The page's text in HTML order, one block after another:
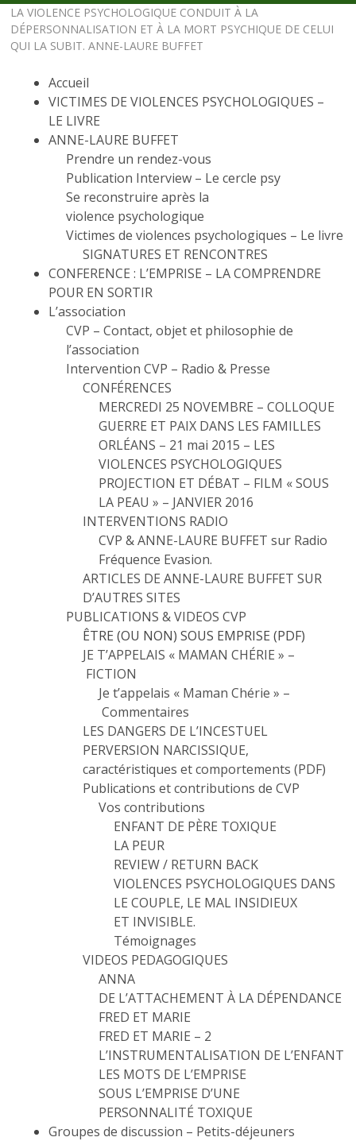
LA VIOLENCE PSYCHOLOGIQUE CONDUIT À LA
DÉPERSONNALISATION ET À LA MORT PSYCHIQUE DE CELUI
QUI LA SUBIT. ANNE-LAURE BUFFET
Accueil
VICTIMES DE VIOLENCES PSYCHOLOGIQUES –
LE LIVRE
ANNE-LAURE BUFFET
Prendre un rendez-vous
Publication Interview – Le cercle psy
Se reconstruire après la
violence psychologique
Victimes de violences psychologiques – Le livre
SIGNATURES ET RENCONTRES
CONFERENCE : L’EMPRISE – LA COMPRENDRE
POUR EN SORTIR
L’association
CVP – Contact, objet et philosophie de
l’association
Intervention CVP – Radio & Presse
CONFÉRENCES
MERCREDI 25 NOVEMBRE – COLLOQUE
GUERRE ET PAIX DANS LES FAMILLES
ORLÉANS – 21 mai 2015 – LES
VIOLENCES PSYCHOLOGIQUES
PROJECTION ET DÉBAT – FILM « SOUS
LA PEAU » – JANVIER 2016
INTERVENTIONS RADIO
CVP & ANNE-LAURE BUFFET sur Radio
Fréquence Evasion.
ARTICLES DE ANNE-LAURE BUFFET SUR
D’AUTRES SITES
PUBLICATIONS & VIDEOS CVP
ÊTRE (OU NON) SOUS EMPRISE (PDF)
JE T’APPELAIS « MAMAN CHÉRIE » –
FICTION
Je t’appelais « Maman Chérie » –
Commentaires
LES DANGERS DE L’INCESTUEL
PERVERSION NARCISSIQUE,
caractéristiques et comportements (PDF)
Publications et contributions de CVP
Vos contributions
ENFANT DE PÈRE TOXIQUE
LA PEUR
REVIEW / RETURN BACK
VIOLENCES PSYCHOLOGIQUES DANS
LE COUPLE, LE MAL INSIDIEUX
ET INVISIBLE.
Témoignages
VIDEOS PEDAGOGIQUES
ANNA
DE L’ATTACHEMENT À LA DÉPENDANCE
FRED ET MARIE
FRED ET MARIE – 2
L’INSTRUMENTALISATION DE L’ENFANT
LES MOTS DE L’EMPRISE
SOUS L’EMPRISE D’UNE
PERSONNALITÉ TOXIQUE
Groupes de discussion – Petits-déjeuners